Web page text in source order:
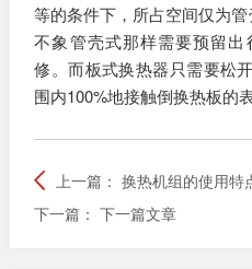
等的条件下，所占空间仅为
不象管壳式那样需要预留
修。而板式换热器只需要松
围内100%地接触倒换热板的
上一篇： 换热机组的使用特
下一篇： 下一篇文章